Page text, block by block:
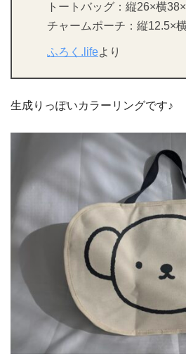
トートバッグ：縦26×横
チャームポーチ：縦12.5×
ふろく.lifeより
生成りっぽいカラーリングです♪